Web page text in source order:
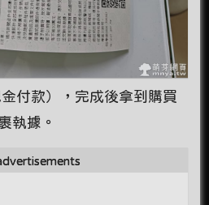
付款），完成後拿到購買
執據。